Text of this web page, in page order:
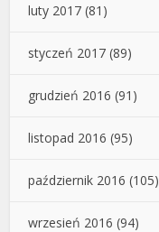
luty 2017 (81)
styczeń 2017 (89)
grudzień 2016 (91)
listopad 2016 (95)
październik 2016 (105)
wrzesień 2016 (94)